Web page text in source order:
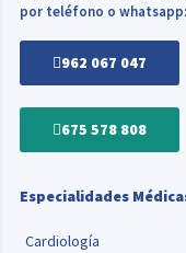
por teléfono o whatsapp:
962 067 047
675 578 808
Especialidades
Cardiología